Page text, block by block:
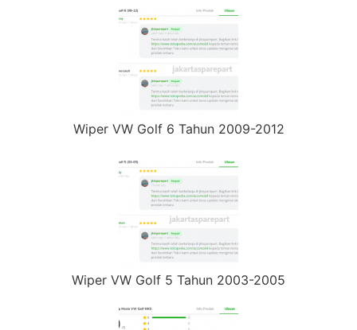
Wiper VW Golf 6 Tahun 2009-2012
Wiper VW Golf 5 Tahun 2003-2005